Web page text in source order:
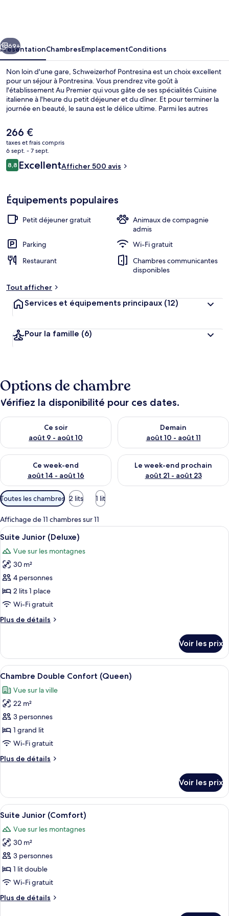
Suivant
69+
PrésentationChambresEmplacementConditions
Non loin d'une gare, Schweizerhof Pontresina est un choix excellent
pour un séjour à Pontresina. Vous prendrez vite goût à
l'établissement Au Premier qui vous gâte de ses spécialités Cuisine
italienne à l'heure du petit déjeuner et du dîner. Et pour terminer la
journée en beauté, le sauna est le délice ultime. Parmi les autres
snack-bar/une épicerie fine, et une terrasse. Les autres voyageurs
ne disent que du bien en ce qui concerne le personnel attentionné.
Le
prix
actuel
est
de
266 €
taxes et frais compris
6 sept. - 7 sept.
Avis
voyageurs
8,88,8 sur 10
ExcellentAfficher 500 avis
Équipements populaires
Petit déjeuner gratuit
Animaux de compagnie
admis
Parking
Wi-Fi gratuit
Restaurant
Chambres communicantes
disponibles
Tout afficher
Services et équipements principaux (12)
Pour la famille (6)
Options de chambre
Vérifiez la disponibilité pour ces dates.
Ce soir
août 9 - août 10
Vérifier la disponibilité pour ce soir août 9 - août 10
Demain
août 10 - août 11
Vérifier la disponibilité pour
Ce week-end
août 14 - août 16
Vérifier la disponibilité pour ce week-end août 14 - août 16
Le week-end prochain
août 21 - août 23
Vérifier la disponibilité pour
Filtres
disponibles
pour
les
chambres
Toutes les chambres 2 lits 1 lit
Affichage de 11 chambres sur 11
Afficher
toutes
les
photos
pour
ce
type
chambre :
(Deluxe)
Une chambre d’hôtel avec un lit,
5
Suite Junior (Deluxe)
Vue sur les montagnes
30 m²
4 personnes
2 lits 1 place
Wi-Fi gratuit
Plus de détails
Plus
le
type
de
Suite
Junior
(Deluxe)
Voir les prix
Afficher
toutes
les
photos
pour
ce
type
chambre :
Confort
(Queen)
Une chambre d’hôtel avec un
3
Chambre Double Confort (Queen)
Vue sur la ville
22 m²
3 personnes
1 grand lit
Wi-Fi gratuit
Plus de détails
Plus
le
type
de
Chambre
Double
Confort
(Queen)
Voir les prix
Afficher
toutes
les
photos
pour
ce
type
chambre :
Une chambre d’hôtel avec un
4
Suite Junior (Comfort)
Vue sur les montagnes
30 m²
3 personnes
1 lit double
Wi-Fi gratuit
Plus de détails
Plus